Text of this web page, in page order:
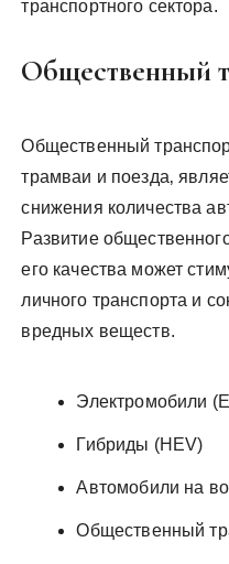
транспортного сектора.
Общественный
Общественный
трамваи и поезда‚
снижения количества
Развитие
его качества может
личного транспорта и
вредных веществ.
Электромобили
Гибриды (HEV)
Автомобили на
Общественный